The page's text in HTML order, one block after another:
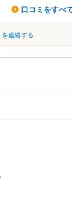
口コミをすべ
連絡する